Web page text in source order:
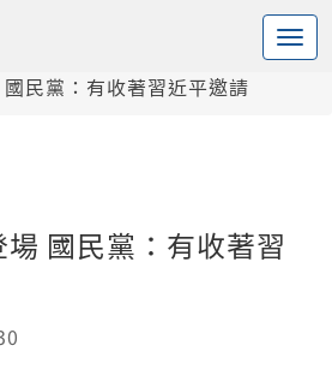
民黨：有收著習近平邀請
國民黨：有收著習